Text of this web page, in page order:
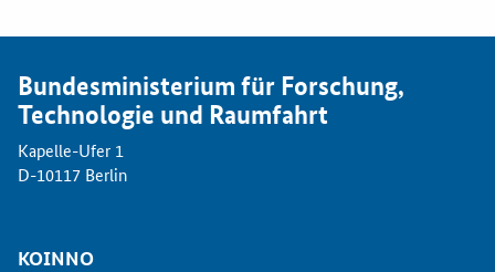
Bundesministerium für Forschung,
Technologie und Raumfahrt
Kapelle-Ufer 1
D-10117 Berlin
KOINNO